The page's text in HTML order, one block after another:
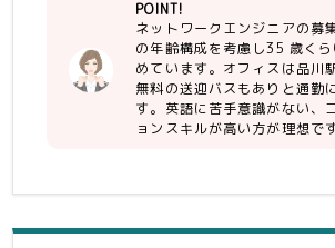
ドイツ本社へ通信要件を
ォールのルール追加や負
ータ・
スイッチの設定追加を依
理する。
に原因の切り分けに協
POINT!
ネットワークエンジニアの募
の年齢構成を考慮し35 歳く
めています。オフィスは品川
無料の送迎バスもありと通勤
す。英語に苦手意識がない、
ョンスキルが高い方が理想で